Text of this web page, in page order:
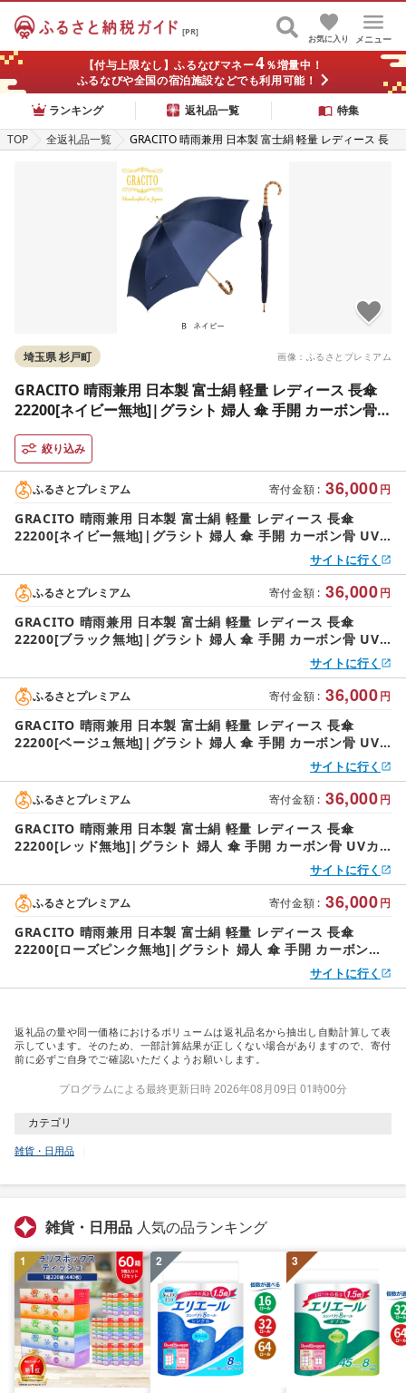
[PR]
メニュー
お気に入り
【付与上限なし】ふるなびマネー4％増量中！
ふるなびや全国の宿泊施設などでも利用可能！
ランキング
返礼品一覧
特集
TOP
全返礼品一覧
GRACITO 晴雨兼用 日本製 富士絹 軽量 レディース 長
ン骨 UVカット加工 日傘 雨傘 [0738]
画像：ふるさとプレミアム
埼玉県 杉戸町
GRACITO 晴雨兼用 日本製 富士絹 軽量 レディース 長傘
22200[ネイビー無地]|グラシト 婦人 傘 手開 カーボン骨
UVカット加工 日傘 雨傘 [0738]
絞り込み
寄付金額 : 36,000円
ふるさとプレミアム
GRACITO 晴雨兼用 日本製 富士絹 軽量 レディース 長傘
22200[ネイビー無地]|グラシト 婦人 傘 手開 カーボン骨 UV
サイトに行く
寄付金額 : 36,000円
ふるさとプレミアム
GRACITO 晴雨兼用 日本製 富士絹 軽量 レディース 長傘
22200[ブラック無地]|グラシト 婦人 傘 手開 カーボン骨 UV
サイトに行く
寄付金額 : 36,000円
ふるさとプレミアム
GRACITO 晴雨兼用 日本製 富士絹 軽量 レディース 長傘
22200[ベージュ無地]|グラシト 婦人 傘 手開 カーボン骨 UV
サイトに行く
寄付金額 : 36,000円
ふるさとプレミアム
GRACITO 晴雨兼用 日本製 富士絹 軽量 レディース 長傘
22200[レッド無地]|グラシト 婦人 傘 手開 カーボン骨 UVカ
サイトに行く
寄付金額 : 36,000円
ふるさとプレミアム
GRACITO 晴雨兼用 日本製 富士絹 軽量 レディース 長傘
22200[ローズピンク無地]|グラシト 婦人 傘 手開 カーボン骨
サイトに行く
返礼品の量や同一価格におけるボリュームは返礼品名から抽出し自動計算して表
示しています。そのため、一部計算結果が正しくない場合がありますので、寄付
前に必ずご自身でご確認いただくようお願いします。
プログラムによる最終更新日時 2026年08月09日 01時00分
カテゴリ
雑貨・日用品
雑貨・日用品 人気の品ランキング
1 2 3